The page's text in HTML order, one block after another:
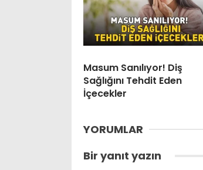
Masum Sanılıyor! Diş
Sağlığını Tehdit Eden
İçecekler
YORUMLAR
Bir yanıt yazın